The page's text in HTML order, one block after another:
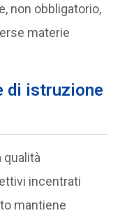
non obbligatorio,
materie
di istruzione
qualità
incentrati
mantiene